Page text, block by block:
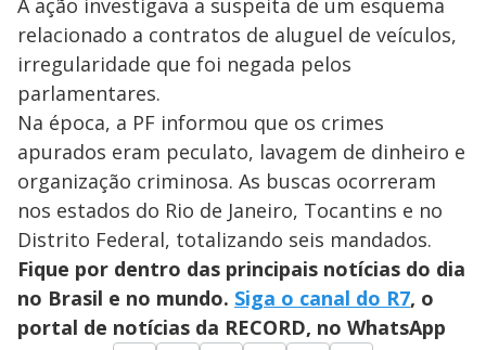
V
i
d
e
o
u
o
A ação investigava a suspeita de um esquema
relacionado a contratos de aluguel de veículos,
irregularidade que foi negada pelos
parlamentares.
Na época, a PF informou que os crimes
apurados eram peculato, lavagem de dinheiro e
organização criminosa. As buscas ocorreram
nos estados do Rio de Janeiro, Tocantins e no
Distrito Federal, totalizando seis mandados.
Fique por dentro das principais notícias do dia
no Brasil e no mundo. Siga o canal do R7, o
portal de notícias da RECORD, no WhatsApp